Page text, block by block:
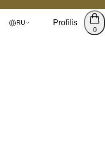
RU Profilis
0